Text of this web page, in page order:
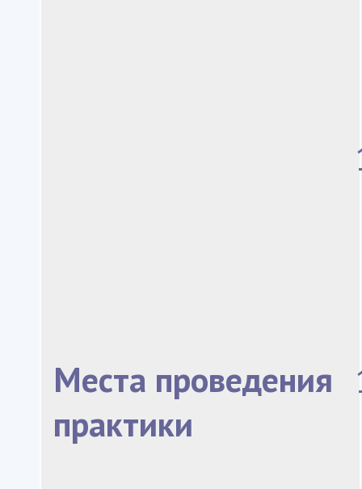
Места проведения
практики